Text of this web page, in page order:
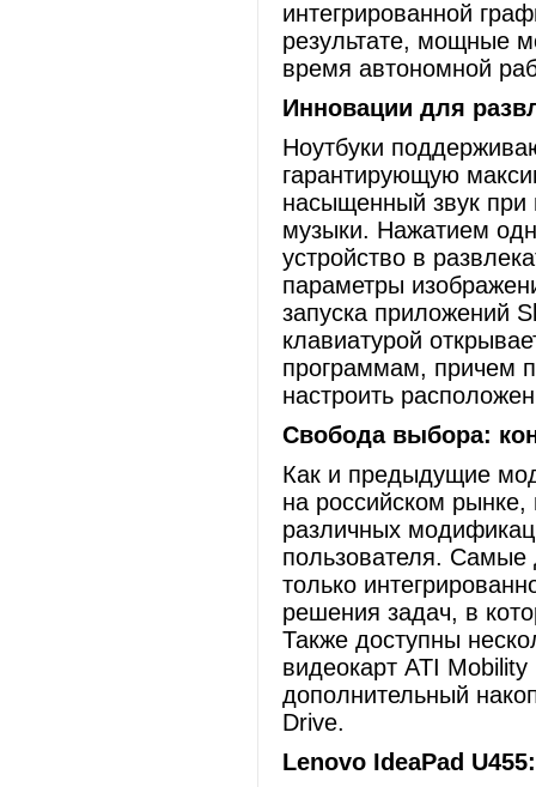
интегрированной
результате, мощные
время автономной
Инновации для
Ноутбуки
гарантирующую
насыщенный звук
музыки. Нажатием
устройство в
параметры
запуска приложений
клавиатурой
программам, причем
настроить
Свобода выбора:
Как и предыдущие
на российском
различных
пользователя.
только
решения задач, в
Также доступны
видеокарт ATI
дополнительный
Drive.
Lenovo IdeaPad U